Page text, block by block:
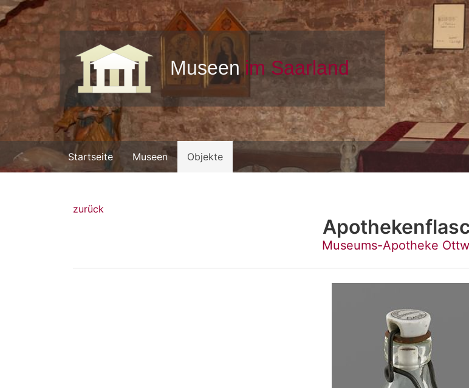
Startseite Museen Objekte
zurück
Museums-Apotheke